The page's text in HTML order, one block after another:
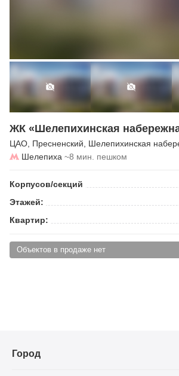
ЖК «Шелепихинская
ЦАО Пресненский Шелепихинская
Шелепиха ~8 мин. пешком
Корпусов/секций
Этажей:
Квартир:
Объектов в продаже нет
Город